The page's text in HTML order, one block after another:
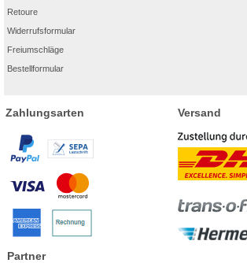
Retoure
Widerrufsformular
Freiumschläge
Bestellformular
Zahlungsarten Versand
Partner